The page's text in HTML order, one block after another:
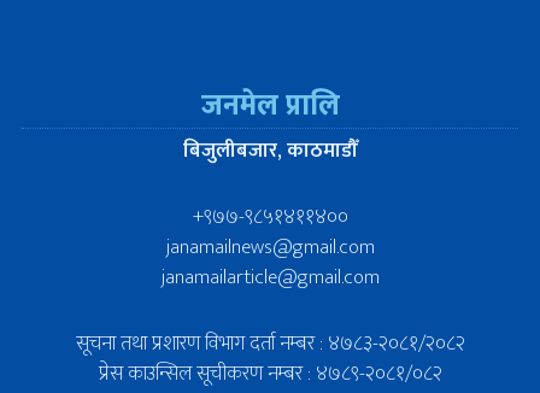
जनमेल प्रालि
बिजुलीबजार, काठमाडौँ
+९७७-९८५१४११४००
janamailnews@gmail.com
janamailarticle@gmail.com
सूचना तथा प्रशारण विभाग दर्ता नम्बर : ४७८३-२०८१/२०८२
प्रेस काउन्सिल सूचीकरण नम्बर : ४७८९-२०८१/०८२